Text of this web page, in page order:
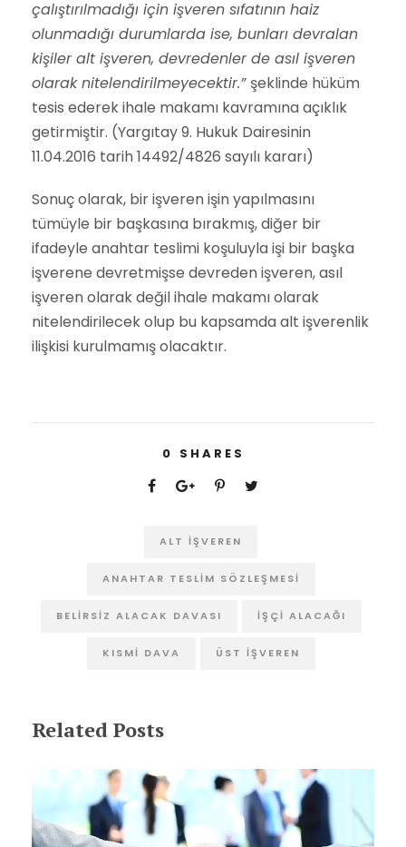
çalıştırılmadığı için işveren sıfatının haiz
olunmadığı durumlarda ise, bunları devralan
kişiler alt işveren, devredenler de asıl işveren
olarak nitelendirilmeyecektir.” şeklinde hüküm
tesis ederek ihale makamı kavramına açıklık
getirmiştir. (Yargıtay 9. Hukuk Dairesinin
11.04.2016 tarih 14492/4826 sayılı kararı)
Sonuç olarak, bir işveren işin yapılmasını
tümüyle bir başkasına bırakmış, diğer bir
ifadeyle anahtar teslimi koşuluyla işi bir başka
işverene devretmişse devreden işveren, asıl
işveren olarak değil ihale makamı olarak
nitelendirilecek olup bu kapsamda alt işverenlik
ilişkisi kurulmamış olacaktır.
0 SHARES
ALT IŞVEREN
ANAHTAR TESLIM SÖZLEŞMESI
BELIRSIZ ALACAK DAVASI IŞÇI ALACAĞI
KISMI DAVA ÜST IŞVEREN
Related Posts